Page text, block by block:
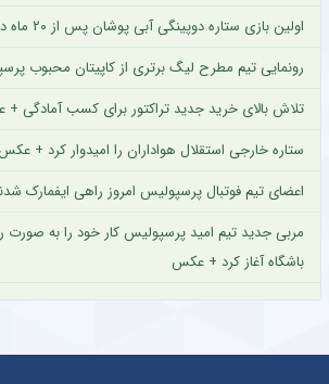
اولین بازی ستاره دوپینگی آبی پوشان پس از ۲۰ ماه دوری + عکس
رونمایی تیم مطرح لیگ برتری از کاپیتان محبوب
تلاش بالای خرید جدید تراکتور برای کسب آمادگی
ستاره خارجی استقلال هواداران را امیدوار کرد + عکس
اعضای تیم فوتبال پرسپولیس امروز راهی ایفمارک
مربی جدید تیم امید پرسپولیس کار خود را به صورت
باشگاه آغاز کرد + عکس